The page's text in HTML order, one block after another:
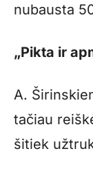
nubausta
„Pikta ir
A.
tačiau
šitiek